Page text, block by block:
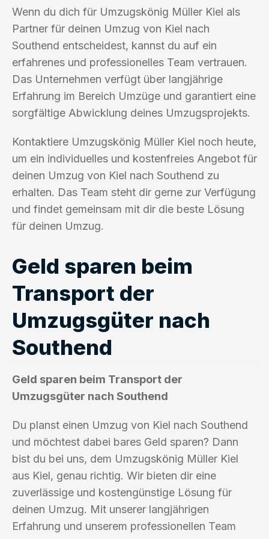
Wenn du dich für Umzugskönig Müller Kiel als
Partner für deinen Umzug von Kiel nach
Southend entscheidest, kannst du auf ein
erfahrenes und professionelles Team vertrauen.
Das Unternehmen verfügt über langjährige
Erfahrung im Bereich Umzüge und garantiert eine
sorgfältige Abwicklung deines Umzugsprojekts.
Kontaktiere Umzugskönig Müller Kiel noch heute,
um ein individuelles und kostenfreies Angebot für
deinen Umzug von Kiel nach Southend zu
erhalten. Das Team steht dir gerne zur Verfügung
und findet gemeinsam mit dir die beste Lösung
für deinen Umzug.
Geld sparen beim
Transport der
Umzugsgüter nach
Southend
Geld sparen beim Transport der
Umzugsgüter nach Southend
Du planst einen Umzug von Kiel nach Southend
und möchtest dabei bares Geld sparen? Dann
bist du bei uns, dem Umzugskönig Müller Kiel
aus Kiel, genau richtig. Wir bieten dir eine
zuverlässige und kostengünstige Lösung für
deinen Umzug. Mit unserer langjährigen
Erfahrung und unserem professionellen Team